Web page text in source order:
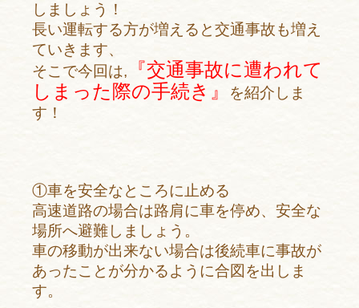
しましょう！
長い運転する方が増えると交通事故も増え
ていきます、
そこで今回は,
『交通事故に遭われて
しまった際の手続き』
を紹介しま
す！
①車を安全なところに止める
高速道路の場合は路肩に車を停め、安全な
場所へ避難しましょう。
車の移動が出来ない場合は後続車に事故が
あったことが分かるように合図を出しま
す。